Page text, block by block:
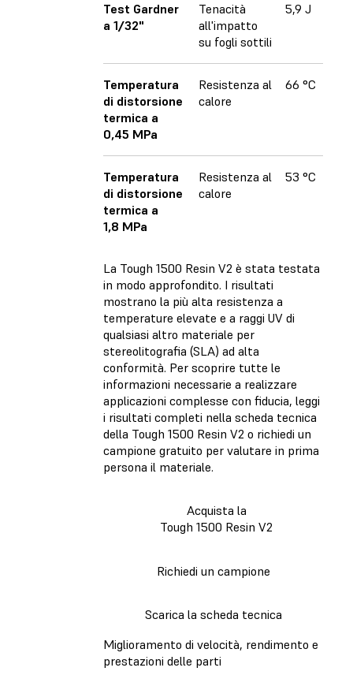
Test Gardner
a 1/32"
Tenacità
all'impatto
su fogli sottili
5,9 J
Temperatura
di distorsione
termica a
0,45 MPa
Resistenza al
calore
66 °C
Temperatura
di distorsione
termica a
1,8 MPa
Resistenza al
calore
53 °C
La Tough 1500 Resin V2 è stata testata
in modo approfondito. I risultati
mostrano la più alta resistenza a
temperature elevate e a raggi UV di
qualsiasi altro materiale per
stereolitografia (SLA) ad alta
conformità. Per scoprire tutte le
informazioni necessarie a realizzare
applicazioni complesse con fiducia, leggi
i risultati completi nella scheda tecnica
della Tough 1500 Resin V2 o richiedi un
campione gratuito per valutare in prima
persona il materiale.
Acquista la
Tough 1500 Resin V2
Richiedi un campione
Scarica la scheda tecnica
Miglioramento di velocità, rendimento e
prestazioni delle parti